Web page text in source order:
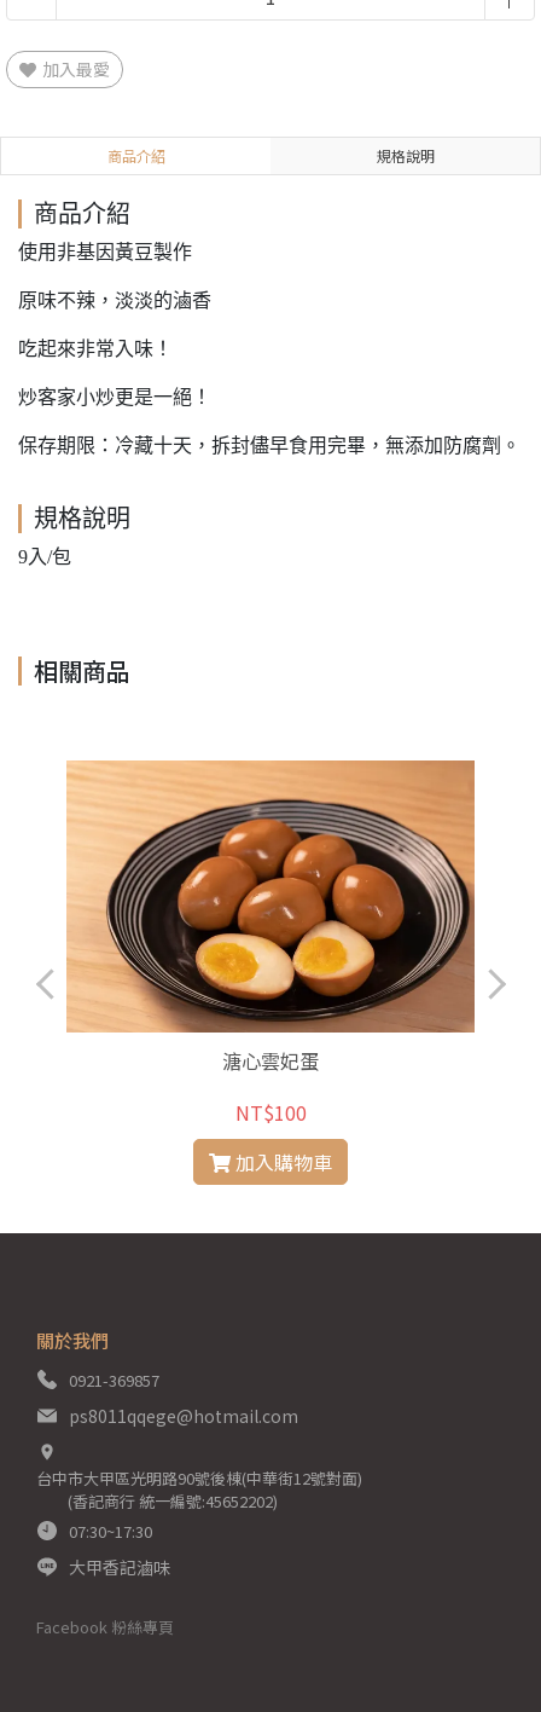
加入最愛
商品介紹 規格說明
商品介紹
使用非基因黃豆製作
原味不辣，淡淡的滷香
吃起來非常入味！
炒客家小炒更是一絕！
保存期限：冷藏十天，拆封儘早食用完畢，無添加防腐劑。
規格說明
9入/包
相關商品
溏心雲妃蛋
NT$100
加入購物車
關於我們
0921-369857
ps8011qqege@hotmail.com
台中市大甲區光明路90號後棟(中華街12號對面)
(香記商行 統一編號:45652202)
07:30~17:30
大甲香記滷味
Facebook 粉絲專頁